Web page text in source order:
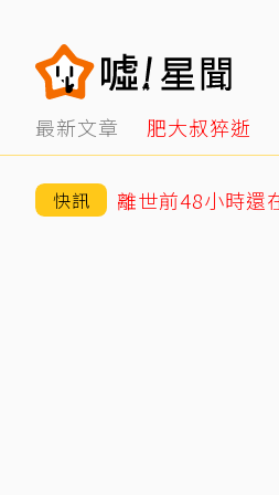
最新文章 肥大叔猝逝
快訊